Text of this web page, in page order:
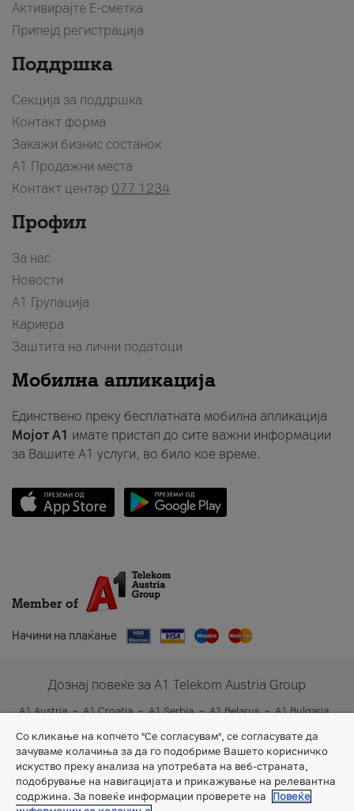
Активирајте Е-сметка
Припејд регистрација
Поддршка
Секција за поддршка
Контакт форма
Закажи бизнис состанок
A1 Продажни места
Контакт центар 077 1234
Профил
За нас
Новости
А1 Групација
Кариера
Заштита на лични податоци
Мобилна апликација
Единствено преку бесплатната мобилна апликација
Мојот A1 имате пристап до сите важни информации
за Вашите A1 услуги, во било кое време.
Member of
Начини на плаќање
Дознај повеќе за A1 Telekom Austria Group
A1 Austria A1 Croatia A1 Serbia A1 Belarus
A1 Bulgaria
Со кликање на копчето "Се согласувам", се согласувате да
зачуваме колачиња за да го подобриме Вашето корисничко
искуство преку анализа на употребата на веб-страната,
подобрување на навигацијата и прикажување на релевантна
содржина. За повеќе информации проверете на
Повеќе